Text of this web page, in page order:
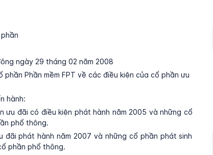
ngày 29 tháng 02 năm 2008
Phần mềm FPT về các điều kiện của cổ phần ưu
hành:
ưu đãi có điều kiện phát hành năm 2005 và những cổ
phổ thông.
đãi phát hành năm 2007 và những cổ phần phát sinh
phần phổ thông.